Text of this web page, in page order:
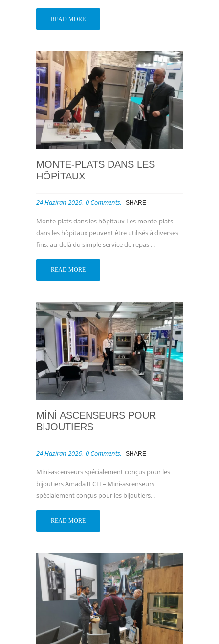
READ MORE
MONTE-PLATS DANS LES
HÔPITAUX
24 Haziran 2026 0 Comments SHARE
Monte-plats dans les hôpitaux Les monte-plats
dans les hôpitaux peuvent être utilisés à diverses
fins, au-delà du simple service de repas ...
READ MORE
MINI ASCENSEURS POUR
BIJOUTIERS
24 Haziran 2026 0 Comments SHARE
Mini-ascenseurs spécialement conçus pour les
bijoutiers AmadaTECH – Mini-ascenseurs
spécialement conçus pour les bijoutiers...
READ MORE